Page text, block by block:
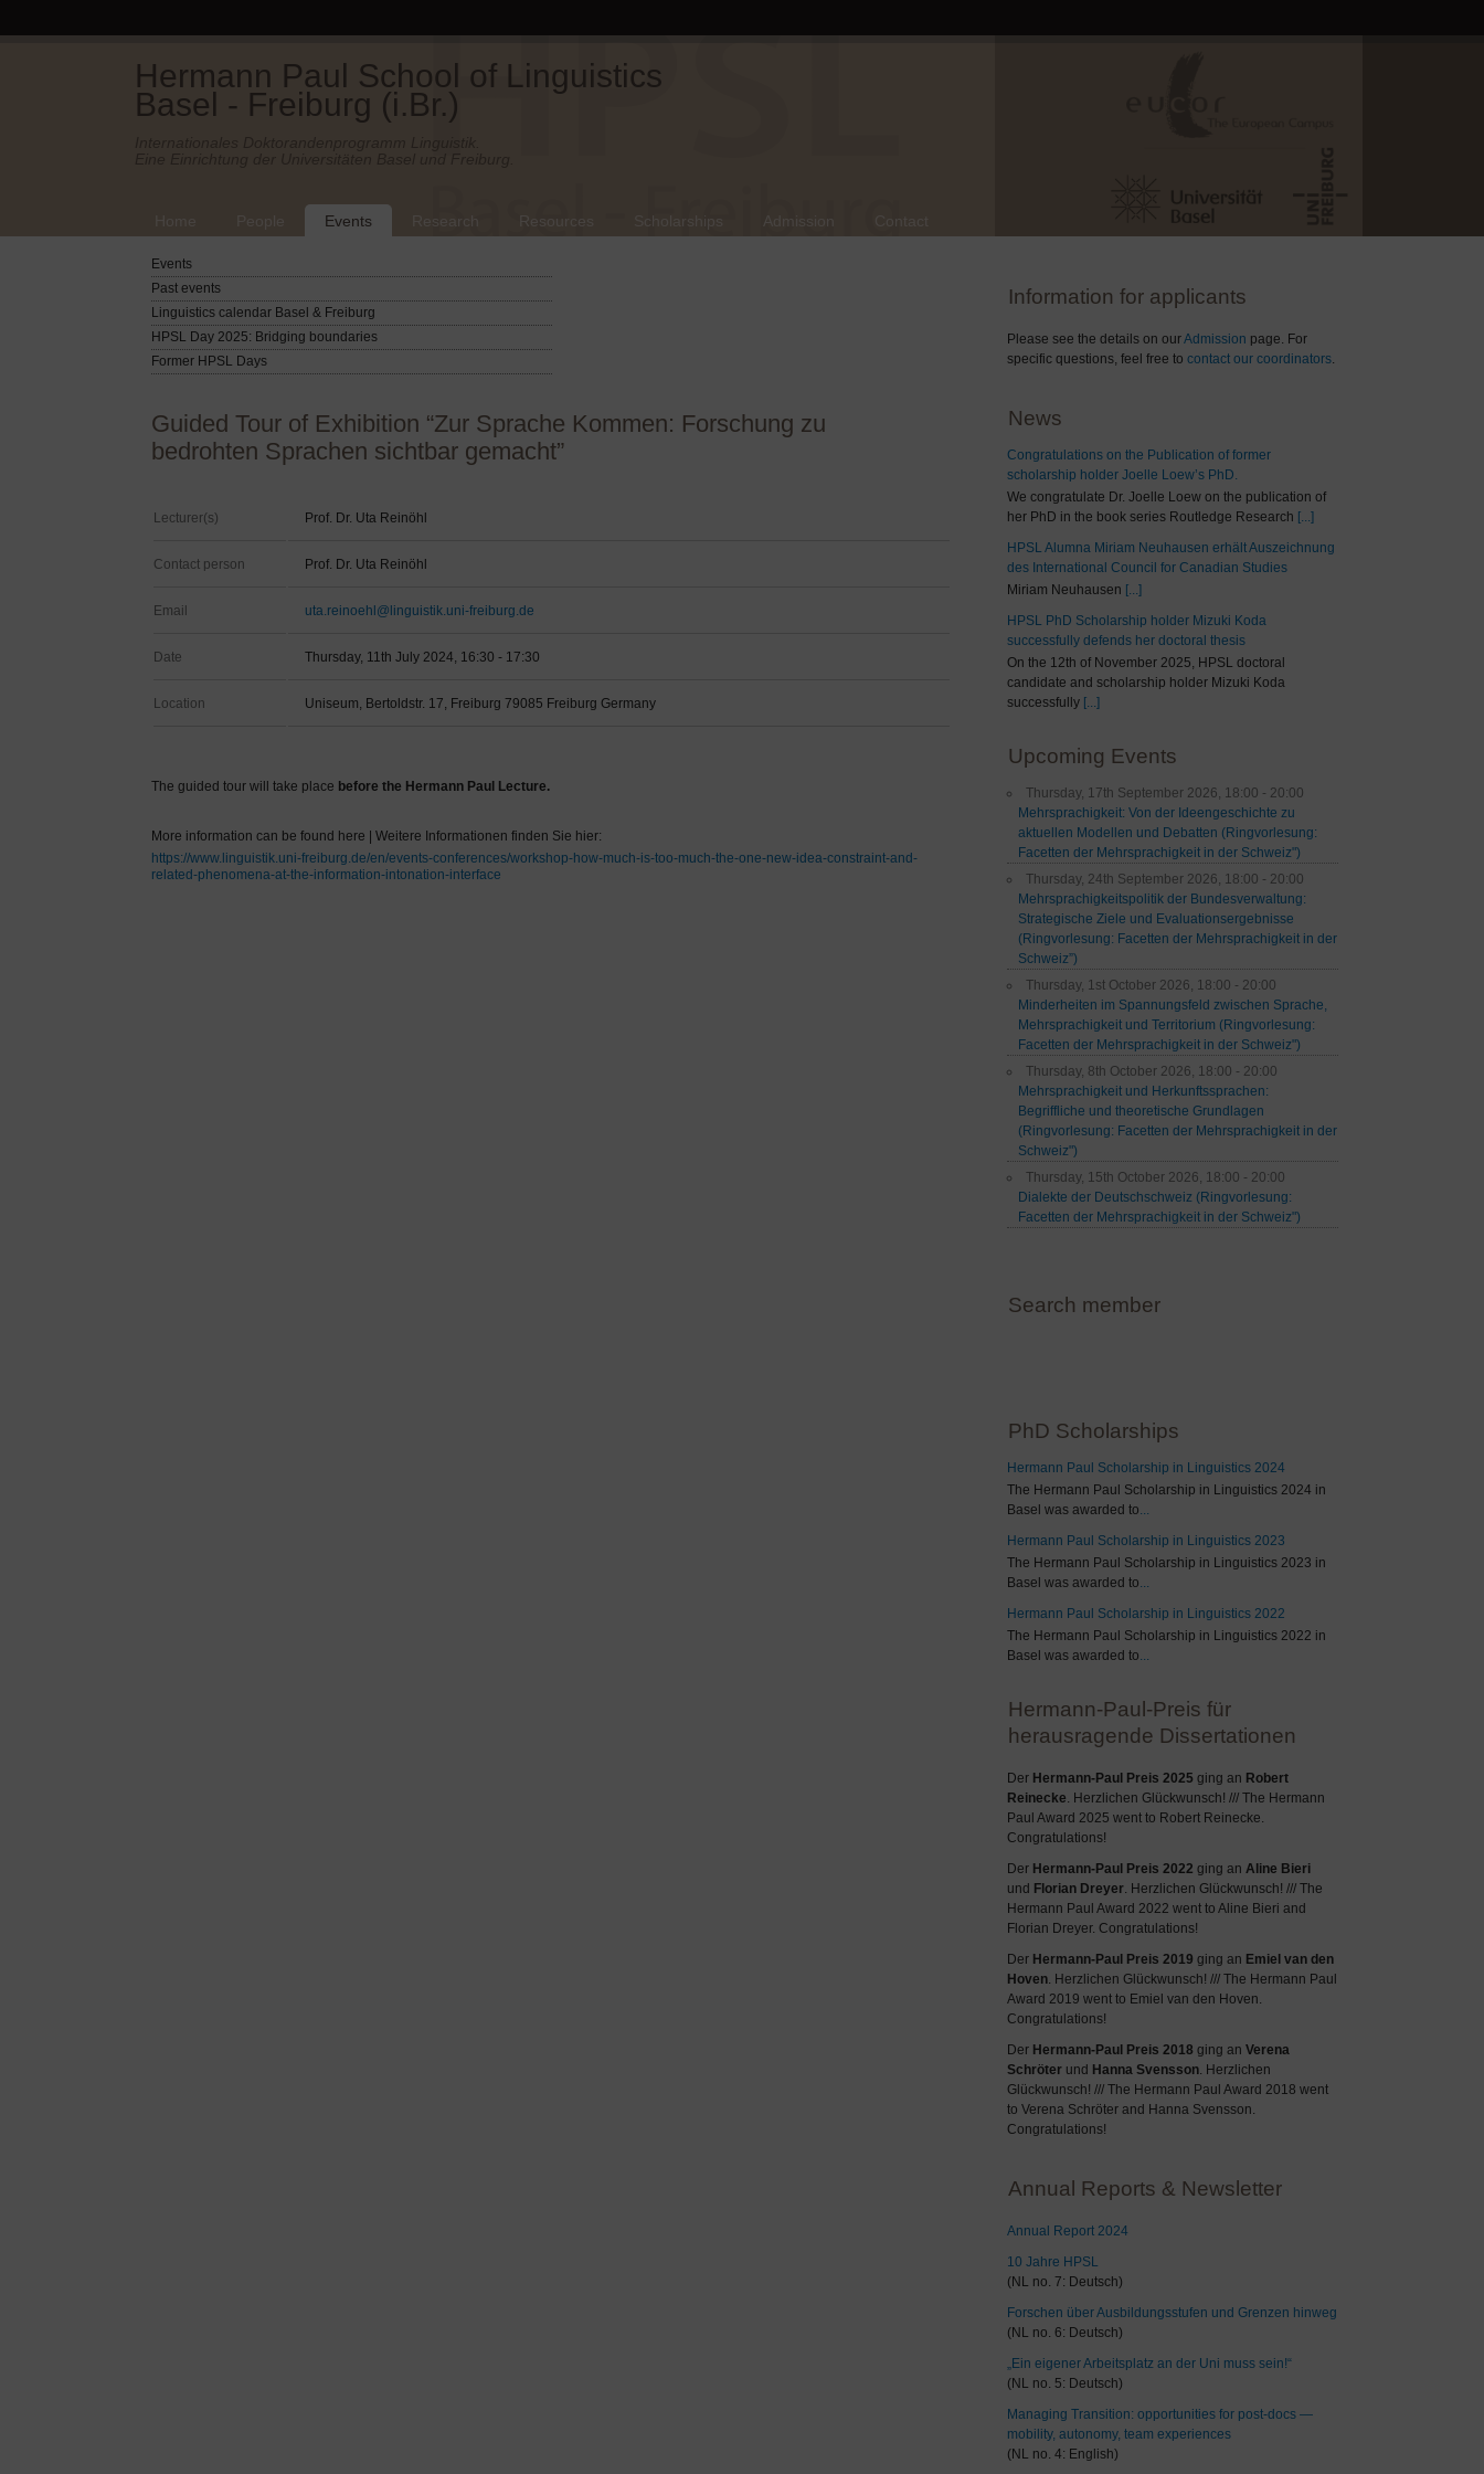
Hermann Paul School of Linguistics
Basel - Freiburg (i.Br.)
Events
Events
Past events
Linguistics calendar Basel & Freiburg
HPSL Day 2025: Bridging boundaries
Former HPSL Days
Guided Tour of Exhibition “Zur Sprache Kommen: Forschung zu
bedrohten Sprachen sichtbar gemacht”
Lecturer(s) Prof. Dr. Uta Reinöhl
Contact person Prof. Dr. Uta Reinöhl
Email uta.reinoehl@linguistik.uni-freiburg.de
Date Thursday, 11th July 2024, 16:30 - 17:30
Location Uniseum, Bertoldstr. 17, Freiburg 79085 Freiburg Germany
The guided tour will take place before the Hermann Paul Lecture.
More information can be found here | Weitere Informationen finden Sie hier:
https://www.linguistik.uni-freiburg.de/en/events-conferences/workshop-how-much-is-too-much-the-one-new-idea-constraint-and-
related-phenomena-at-the-information-intonation-interface
Information for applicants
Please see the details on ourAdmission page. For
specific questions, feel free to contact our coordinators.
News
Congratulations on the Publication of former
scholarship holder Joelle Loew’s PhD.
We congratulate Dr. Joelle Loew on the publication of
her PhD in the book series Routledge Research [...]
HPSL Alumna Miriam Neuhausen erhält Auszeichnung
des International Council for Canadian Studies
Miriam Neuhausen [...]
HPSL PhD Scholarship holder Mizuki Koda
successfully defends her doctoral thesis
On the 12th of November 2025, HPSL doctoral
candidate and scholarship holder Mizuki Koda
successfully [...]
Upcoming Events
Thursday, 17th September 2026, 18:00 - 20:00
Mehrsprachigkeit: Von der Ideengeschichte zu
aktuellen Modellen und Debatten (Ringvorlesung:
Facetten der Mehrsprachigkeit in der Schweiz")
Thursday, 24th September 2026, 18:00 - 20:00
Mehrsprachigkeitspolitik der Bundesverwaltung:
Strategische Ziele und Evaluationsergebnisse
(Ringvorlesung: Facetten der Mehrsprachigkeit in der
Schweiz”)
Thursday, 1st October 2026, 18:00 - 20:00
Minderheiten im Spannungsfeld zwischen Sprache,
Mehrsprachigkeit und Territorium (Ringvorlesung:
Facetten der Mehrsprachigkeit in der Schweiz")
Thursday, 8th October 2026, 18:00 - 20:00
Mehrsprachigkeit und Herkunftssprachen:
Begriffliche und theoretische Grundlagen
(Ringvorlesung: Facetten der Mehrsprachigkeit in der
Schweiz")
Thursday, 15th October 2026, 18:00 - 20:00
Dialekte der Deutschschweiz (Ringvorlesung:
Facetten der Mehrsprachigkeit in der Schweiz")
Search member
PhD Scholarships
Hermann Paul Scholarship in Linguistics 2024
The Hermann Paul Scholarship in Linguistics 2024 in
Basel was awarded to...
Hermann Paul Scholarship in Linguistics 2023
The Hermann Paul Scholarship in Linguistics 2023 in
Basel was awarded to...
Hermann Paul Scholarship in Linguistics 2022
The Hermann Paul Scholarship in Linguistics 2022 in
Basel was awarded to...
Hermann-Paul-Preis für
herausragende Dissertationen
Der Hermann-Paul Preis 2025 ging an Robert
Reinecke. Herzlichen Glückwunsch! /// The Hermann
Paul Award 2025 went to Robert Reinecke.
Congratulations!
Der Hermann-Paul Preis 2022 ging an Aline Bieri
und Florian Dreyer. Herzlichen Glückwunsch! /// The
Hermann Paul Award 2022 went to Aline Bieri and
Florian Dreyer. Congratulations!
Der Hermann-Paul Preis 2019 ging an Emiel van den
Hoven. Herzlichen Glückwunsch! /// The Hermann Paul
Award 2019 went to Emiel van den Hoven.
Congratulations!
Der Hermann-Paul Preis 2018 ging an Verena
Schröter und Hanna Svensson. Herzlichen
Glückwunsch! /// The Hermann Paul Award 2018 went
to Verena Schröter and Hanna Svensson.
Congratulations!
Annual Reports & Newsletter
Annual Report 2024
10 Jahre HPSL
(NL no. 7: Deutsch)
Forschen über Ausbildungsstufen und Grenzen hinweg
(NL no. 6: Deutsch)
„Ein eigener Arbeitsplatz an der Uni muss sein!“
(NL no. 5: Deutsch)
Managing Transition: opportunities for post-docs —
mobility, autonomy, team experiences
(NL no. 4: English)